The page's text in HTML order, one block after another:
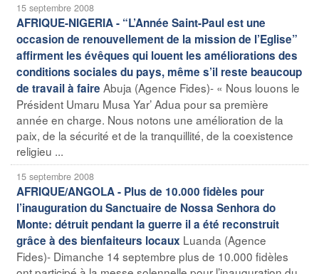
15 septembre 2008
AFRIQUE-NIGERIA - “L’Année Saint-Paul est une
occasion de renouvellement de la mission de l’Eglise”
affirment les évêques qui louent les améliorations des
conditions sociales du pays, même s’il reste beaucoup
de travail à faire Abuja (Agence Fides)- « Nous louons le
Président Umaru Musa Yar’ Adua pour sa première
année en charge. Nous notons une amélioration de la
paix, de la sécurité et de la tranquillité, de la coexistence
religieu ...
15 septembre 2008
AFRIQUE/ANGOLA - Plus de 10.000 fidèles pour
l’inauguration du Sanctuaire de Nossa Senhora do
Monte: détruit pendant la guerre il a été reconstruit
grâce à des bienfaiteurs locaux Luanda (Agence
Fides)- Dimanche 14 septembre plus de 10.000 fidèles